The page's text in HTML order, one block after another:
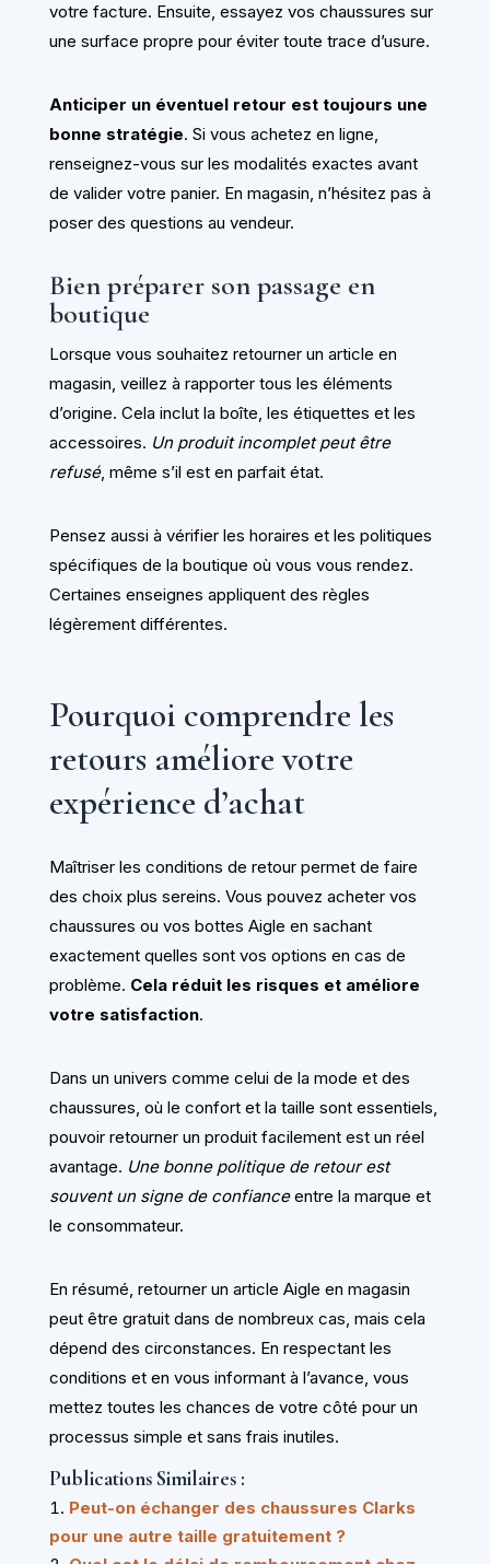
votre facture. Ensuite, essayez vos chaussures sur
une surface propre pour éviter toute trace d’usure.
Anticiper un éventuel retour est toujours une
bonne stratégie. Si vous achetez en ligne,
renseignez-vous sur les modalités exactes avant
de valider votre panier. En magasin, n’hésitez pas à
poser des questions au vendeur.
Bien préparer son passage en
boutique
Lorsque vous souhaitez retourner un article en
magasin, veillez à rapporter tous les éléments
d’origine. Cela inclut la boîte, les étiquettes et les
accessoires. Un produit incomplet peut être
refusé, même s’il est en parfait état.
Pensez aussi à vérifier les horaires et les politiques
spécifiques de la boutique où vous vous rendez.
Certaines enseignes appliquent des règles
légèrement différentes.
Pourquoi comprendre les
retours améliore votre
expérience d’achat
Maîtriser les conditions de retour permet de faire
des choix plus sereins. Vous pouvez acheter vos
chaussures ou vos bottes Aigle en sachant
exactement quelles sont vos options en cas de
problème. Cela réduit les risques et améliore
votre satisfaction.
Dans un univers comme celui de la mode et des
chaussures, où le confort et la taille sont essentiels,
pouvoir retourner un produit facilement est un réel
avantage. Une bonne politique de retour est
souvent un signe de confianceentre la marque et
le consommateur.
En résumé, retourner un article Aigle en magasin
peut être gratuit dans de nombreux cas, mais cela
dépend des circonstances. En respectant les
conditions et en vous informant à l’avance, vous
mettez toutes les chances de votre côté pour un
processus simple et sans frais inutiles.
Publications Similaires :
Peut-on échanger des chaussures Clarks
pour une autre taille gratuitement ?